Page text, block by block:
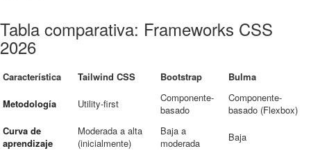
Tabla comparativa: Frameworks CSS
2026
Característica Tailwind CSS Bootstrap Bulma
Metodología Utility-first
Componente-
basado
Componente-
basado (Flexbox)
Curva de
aprendizaje
Moderada a alta
(inicialmente)
Baja a
moderada
Baja